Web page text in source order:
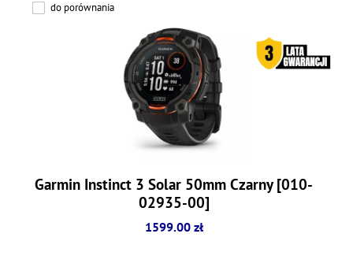
do porównania
Garmin Instinct 3 Solar 50mm Czarny [010-
02935-00]
1599.00 zł